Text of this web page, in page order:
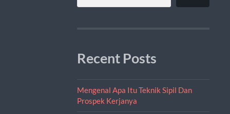
Recent Posts
Mengenal Apa Itu Teknik Sipil Dan
Prospek Kerjanya